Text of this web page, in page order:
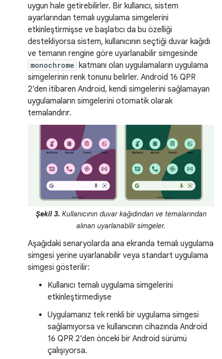
uygun hale getirebilirler. Bir kullanıcı, sistem
ayarlarından temalı uygulama simgelerini
etkinleştirmişse ve başlatıcı da bu özelliği
destekliyorsa sistem, kullanıcının seçtiği duvar kağıdı
ve temanın rengine göre uyarlanabilir simgesinde
monochrome katmanı olan uygulamaların uygulama
simgelerinin renk tonunu belirler. Android 16 QPR
2'den itibaren Android, kendi simgelerini sağlamayan
uygulamaların simgelerini otomatik olarak
temalandırır.
Şekil 3. Kullanıcının duvar kağıdından ve temalarından
alınan uyarlanabilir simgeler.
Aşağıdaki senaryolarda ana ekranda temalı uygulama
simgesi yerine uyarlanabilir veya standart uygulama
simgesi gösterilir:
Kullanıcı temalı uygulama simgelerini
etkinleştirmediyse
Uygulamanız tek renkli bir uygulama simgesi
sağlamıyorsa ve kullanıcının cihazında Android
16 QPR 2'den önceki bir Android sürümü
çalışıyorsa.